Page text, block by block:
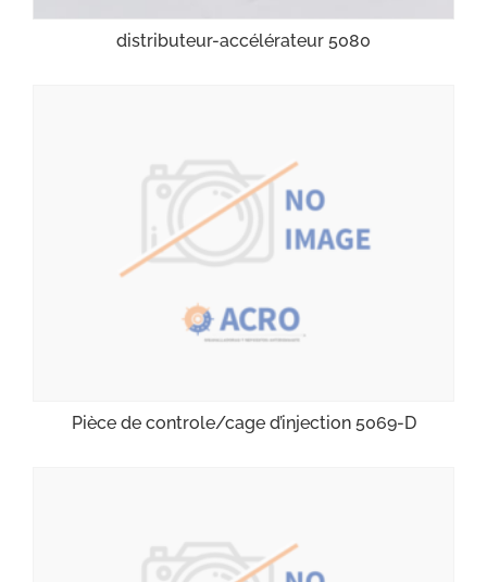
distributeur-accélérateur 5080
Pièce de controle/cage d’injection 5069-D